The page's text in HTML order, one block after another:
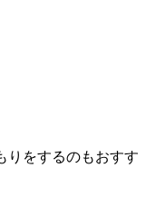
りをするのもおすす